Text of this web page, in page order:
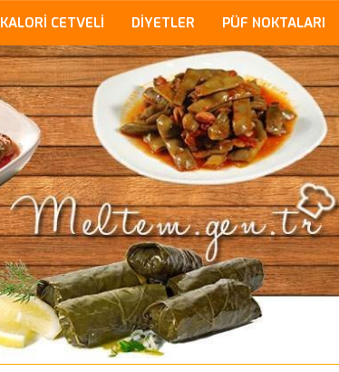
KALORİ CETVELİ DİYETLER PÜF NOKTALARI